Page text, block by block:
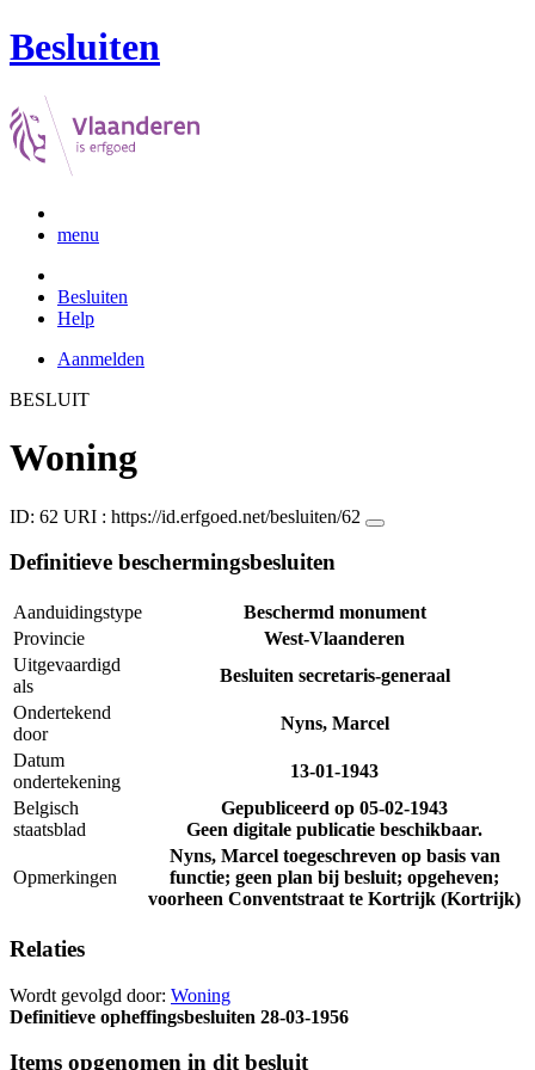
Besluiten
menu
Besluiten
Help
Aanmelden
BESLUIT
Woning
ID: 62 URI : https://id.erfgoed.net/besluiten/62
Definitieve beschermingsbesluiten
Aanduidingstype
Beschermd monument
Provincie
West-Vlaanderen
Uitgevaardigd
als
Besluiten secretaris-generaal
Ondertekend
door
Nyns, Marcel
Datum
ondertekening
13-01-1943
Belgisch
staatsblad
Gepubliceerd op 05-02-1943
Geen digitale publicatie beschikbaar.
Opmerkingen
Nyns, Marcel toegeschreven op basis van
functie; geen plan bij besluit; opgeheven;
voorheen Conventstraat te Kortrijk (Kortrijk)
Relaties
Wordt gevolgd door: Woning
Definitieve opheffingsbesluiten 28-03-1956
Items opgenomen in dit besluit